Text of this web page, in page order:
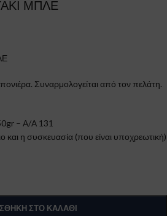
ΜΠΛΕ
Συναρμολογείται από τον πελάτη.
– Α/Α 131
και η συσκευασία (που είναι υποχρεωτική)
ΣΤΟ ΚΑΛΆΘΙ